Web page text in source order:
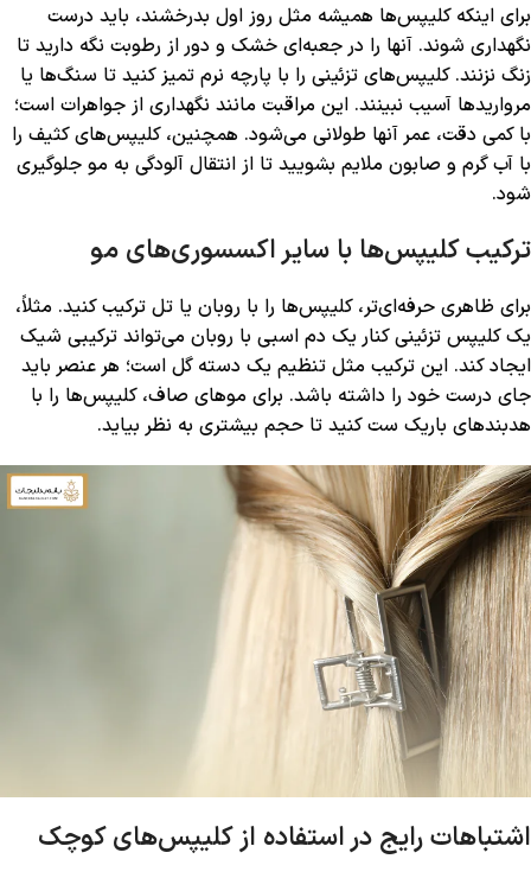
برای اینکه کلیپس‌ها همیشه مثل روز اول بدرخشند، باید درست
نگهداری شوند. آنها را در جعبه‌ای خشک و دور از رطوبت نگه دارید تا
زنگ نزنند. کلیپس‌های تزئینی را با پارچه نرم تمیز کنید تا سنگ‌ها یا
مرواریدها آسیب نبینند. این مراقبت مانند نگهداری از جواهرات است؛
با کمی دقت، عمر آنها طولانی می‌شود. همچنین، کلیپس‌های کثیف را
با آب گرم و صابون ملایم بشویید تا از انتقال آلودگی به مو جلوگیری
شود.
ترکیب کلیپس‌ها با سایر اکسسوری‌های مو
برای ظاهری حرفه‌ای‌تر، کلیپس‌ها را با روبان یا تل ترکیب کنید. مثلاً،
یک کلیپس تزئینی کنار یک دم اسبی با روبان می‌تواند ترکیبی شیک
ایجاد کند. این ترکیب مثل تنظیم یک دسته گل است؛ هر عنصر باید
جای درست خود را داشته باشد. برای موهای صاف، کلیپس‌ها را با
هدبندهای باریک ست کنید تا حجم بیشتری به نظر بیاید.
اشتباهات رایج در استفاده از کلیپس‌های کوچک